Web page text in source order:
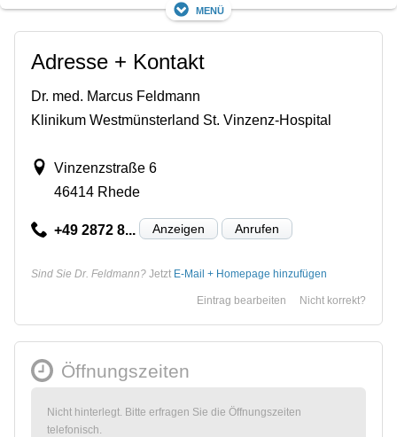
Menü
Adresse + Kontakt
Dr. med. Marcus Feldmann
Klinikum Westmünsterland St. Vinzenz-Hospital
Vinzenzstraße 6
46414 Rhede
+49 2872 8... Anzeigen Anrufen
Sind Sie Dr. Feldmann? Jetzt E-Mail + Homepage hinzufügen
Nicht korrekt?
Eintrag bearbeiten
Öffnungszeiten
Nicht hinterlegt. Bitte erfragen Sie die Öffnungszeiten
telefonisch.